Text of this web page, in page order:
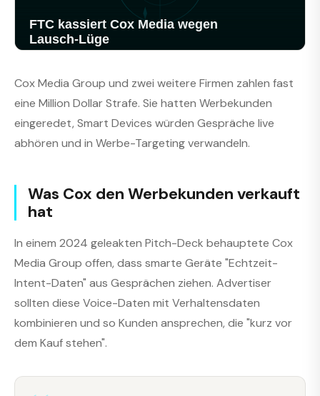
Cox Media Group und zwei weitere Firmen zahlen fast
eine Million Dollar Strafe. Sie hatten Werbekunden
eingeredet, Smart Devices würden Gespräche live
abhören und in Werbe-Targeting verwandeln.
Was Cox den Werbekunden verkauft
hat
In einem 2024 geleakten Pitch-Deck behauptete Cox
Media Group offen, dass smarte Geräte "Echtzeit-
Intent-Daten" aus Gesprächen ziehen. Advertiser
sollten diese Voice-Daten mit Verhaltensdaten
kombinieren und so Kunden ansprechen, die "kurz vor
dem Kauf stehen".